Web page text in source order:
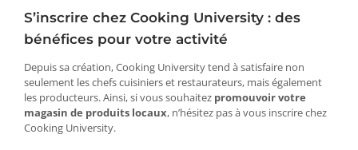
S’inscrire chez Cooking University : des
bénéfices pour votre activité
Depuis sa création, Cooking University tend à satisfaire non
seulement les chefs cuisiniers et restaurateurs, mais également
les producteurs. Ainsi, si vous souhaitez promouvoir votre
magasin de produits locaux, n’hésitez pas à vous inscrire chez
Cooking University.